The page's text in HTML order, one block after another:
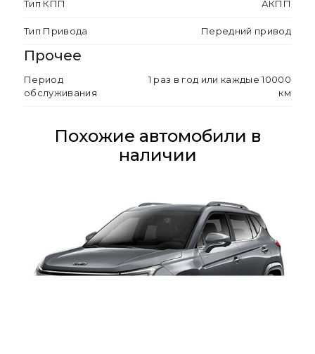
подъеме (HSA)
Импульсные
дверей с защитой от защемления
Тип КПП АКПП
Тип Привода Передний привод
Прочее
Период
обслуживания
1 раз в год или каждые 10000
км
Похожие автомобили в
наличии